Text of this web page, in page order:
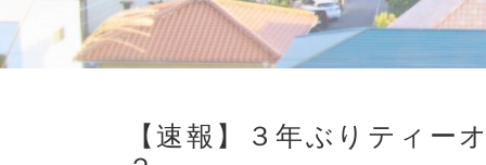
【速報】３年ぶりティ